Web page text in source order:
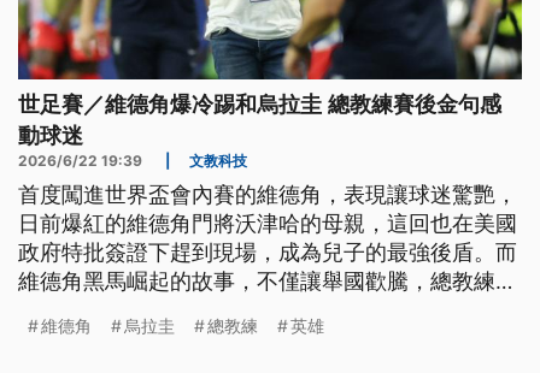
世足賽／維德角爆冷踢和烏拉圭 總教練賽後金句感
動球迷
2026/6/22 19:39 文教科技
首度闖進世界盃會內賽的維德角，表現讓球迷驚艷，
日前爆紅的維德角門將沃津哈的母親，這回也在美國
政府特批簽證下趕到現場，成為兒子的最強後盾。而
維德角黑馬崛起的故事，不僅讓舉國歡騰，總教練賽
維德角 烏拉圭 總教練 英雄